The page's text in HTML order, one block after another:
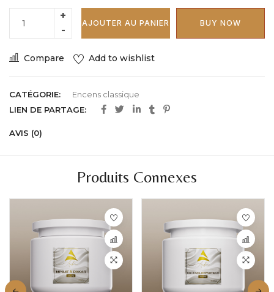
AJOUTER AU PANIER BUY NOW
Compare Add to wishlist
CATÉGORIE:
Encens classique
LIEN DE PARTAGE:
AVIS (0)
Produits Connexes